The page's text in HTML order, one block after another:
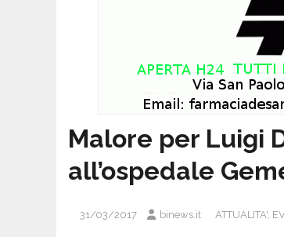
Malore per Luigi
all’ospedale
31/03/2017 binews.it ATTUALITA'